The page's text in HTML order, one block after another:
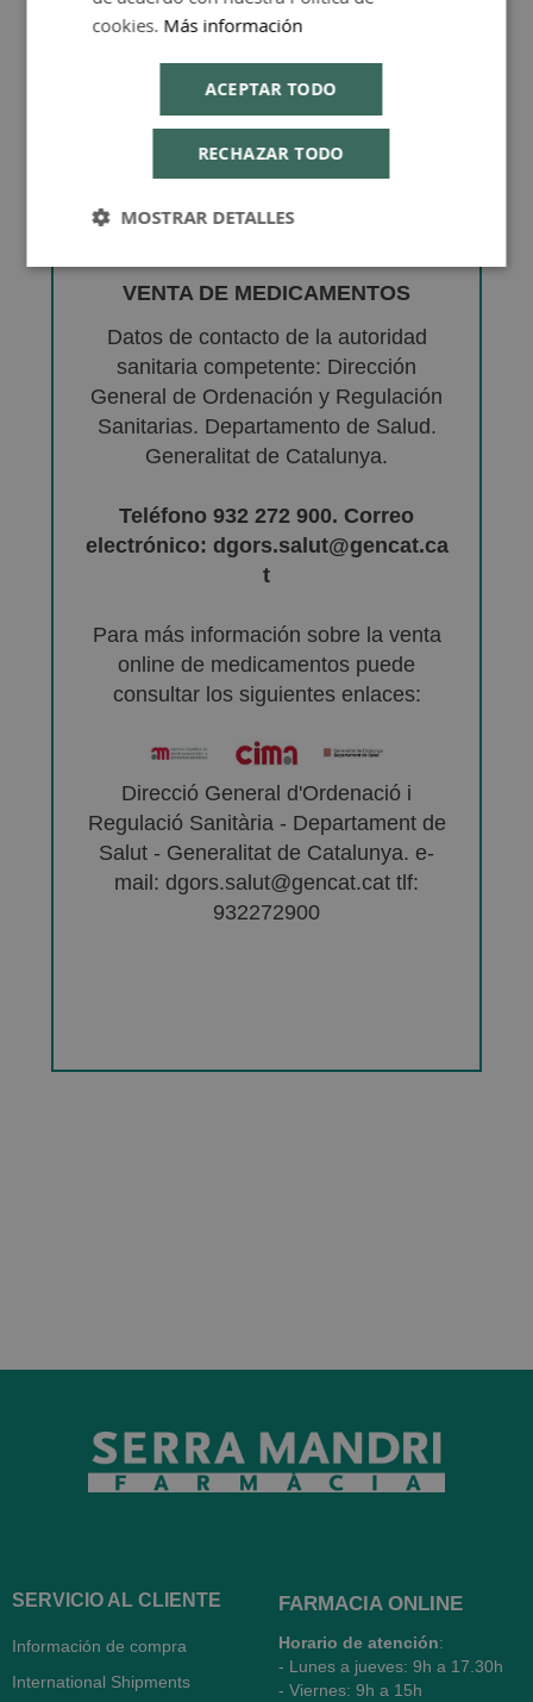
VENTA DE MEDICAMENTOS
Datos de contacto de la autoridad
sanitaria competente: Dirección
General de Ordenación y Regulación
Sanitarias. Departamento de Salud.
Generalitat de Catalunya.
Teléfono 932 272 900. Correo
electrónico: dgors.salut@gencat.ca
t
Para más información sobre la venta
online de medicamentos puede
consultar los siguientes enlaces:
Direcció General d'Ordenació i
Regulació Sanitària - Departament de
Salut - Generalitat de Catalunya. e-
mail: dgors.salut@gencat.cat tlf:
932272900
SERVICIO AL CLIENTE
Información de compra
International Shipments
FARMACIA ONLINE
Horario de atención:
- Lunes a jueves: 9h a 17.30h
- Viernes: 9h a 15h
cookies. Más información
ACEPTAR TODO
RECHAZAR TODO
MOSTRAR DETALLES